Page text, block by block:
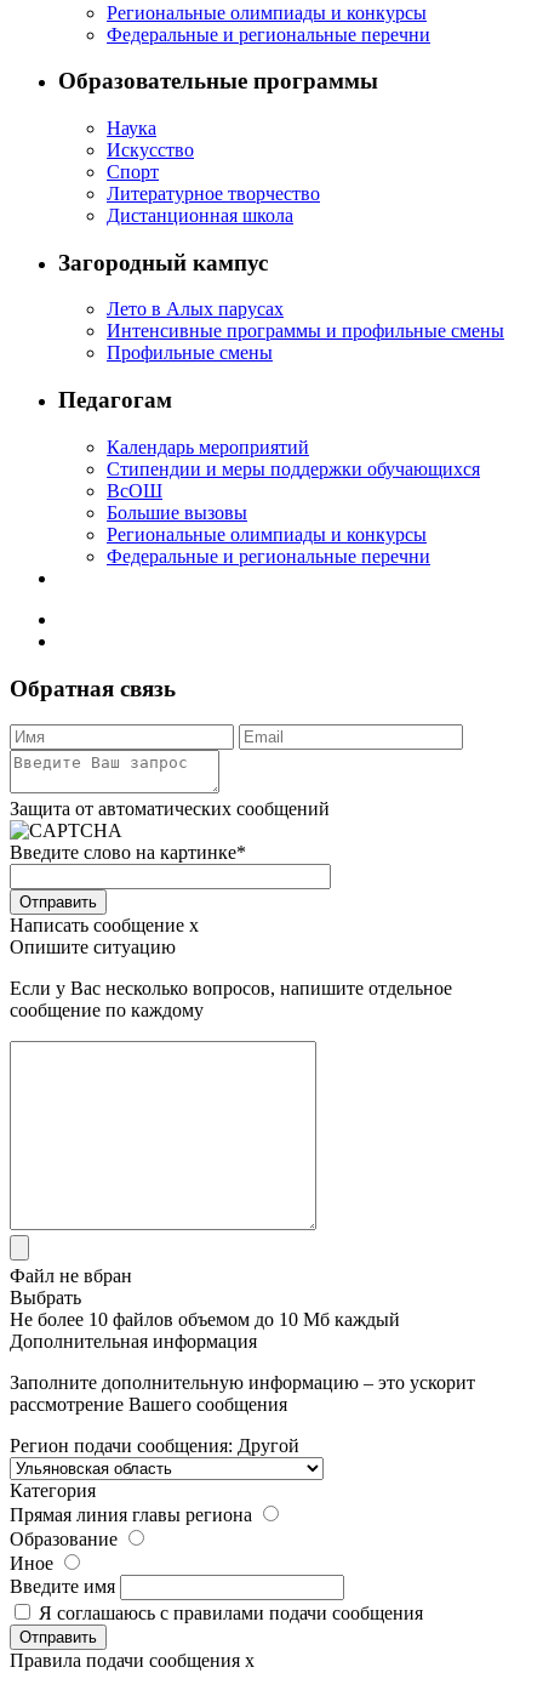
Региональные олимпиады и конкурсы
Федеральные и региональные перечни
Образовательные программы
Наука
Искусство
Спорт
Литературное творчество
Дистанционная школа
Загородный кампус
Лето в Алых парусах
Интенсивные программы и профильные смены
Профильные смены
Педагогам
Календарь мероприятий
Стипендии и меры поддержки обучающихся
ВсОШ
Большие вызовы
Региональные олимпиады и конкурсы
Федеральные и региональные перечни
Обратная связь
Защита от автоматических сообщений
Введите слово на картинке*
Отправить
Написать сообщение x
Опишите ситуацию
Если у Вас несколько вопросов, напишите отдельное
сообщение по каждому
Файл не вбран
Выбрать
Не более 10 файлов объемом до 10 Мб каждый
Дополнительная информация
Заполните дополнительную информацию – это ускорит
рассмотрение Вашего сообщения
Регион подачи сообщения: Другой
Категория
Прямая линия главы региона
Образование
Иное
Введите имя
Я соглашаюсь с правилами подачи сообщения
Правила подачи сообщения x